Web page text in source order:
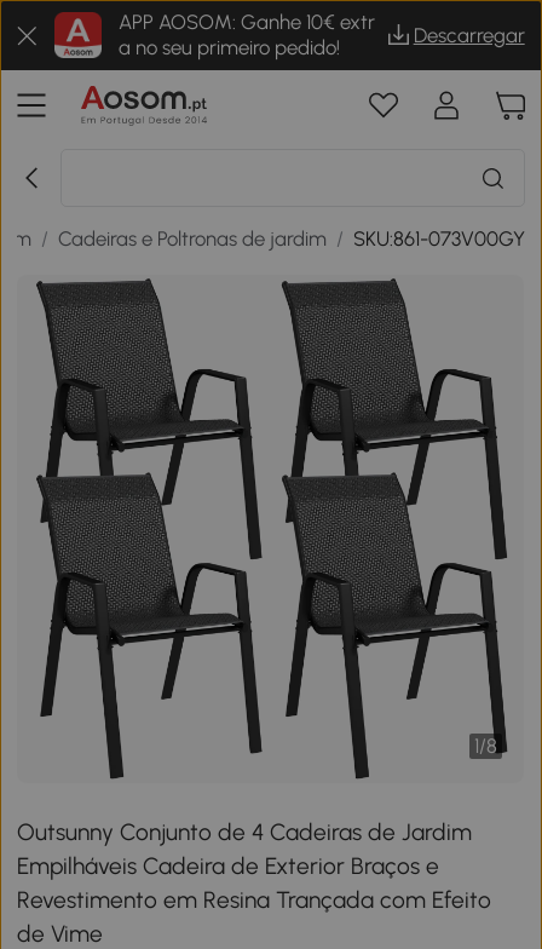
APP AOSOM: Ganhe 10€ extr
a no seu primeiro pedido!
Descarregar
/ Cadeiras e Poltronas de jardim / SKU:861-073V00GY
1/8
Outsunny Conjunto de 4 Cadeiras de Jardim
Empilháveis Cadeira de Exterior Braços e
Revestimento em Resina Trançada com Efeito
de Vime